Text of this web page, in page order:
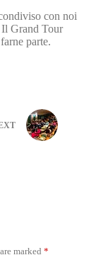
con noi
Il Grand Tour
parte.
marked *